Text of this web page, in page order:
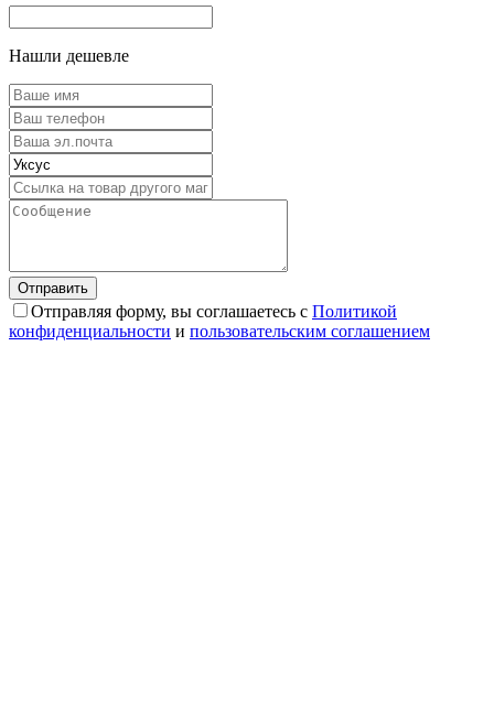
Нашли дешевле
Отправляя форму, вы соглашаетесь с Политикой
конфиденциальности и пользовательским соглашением